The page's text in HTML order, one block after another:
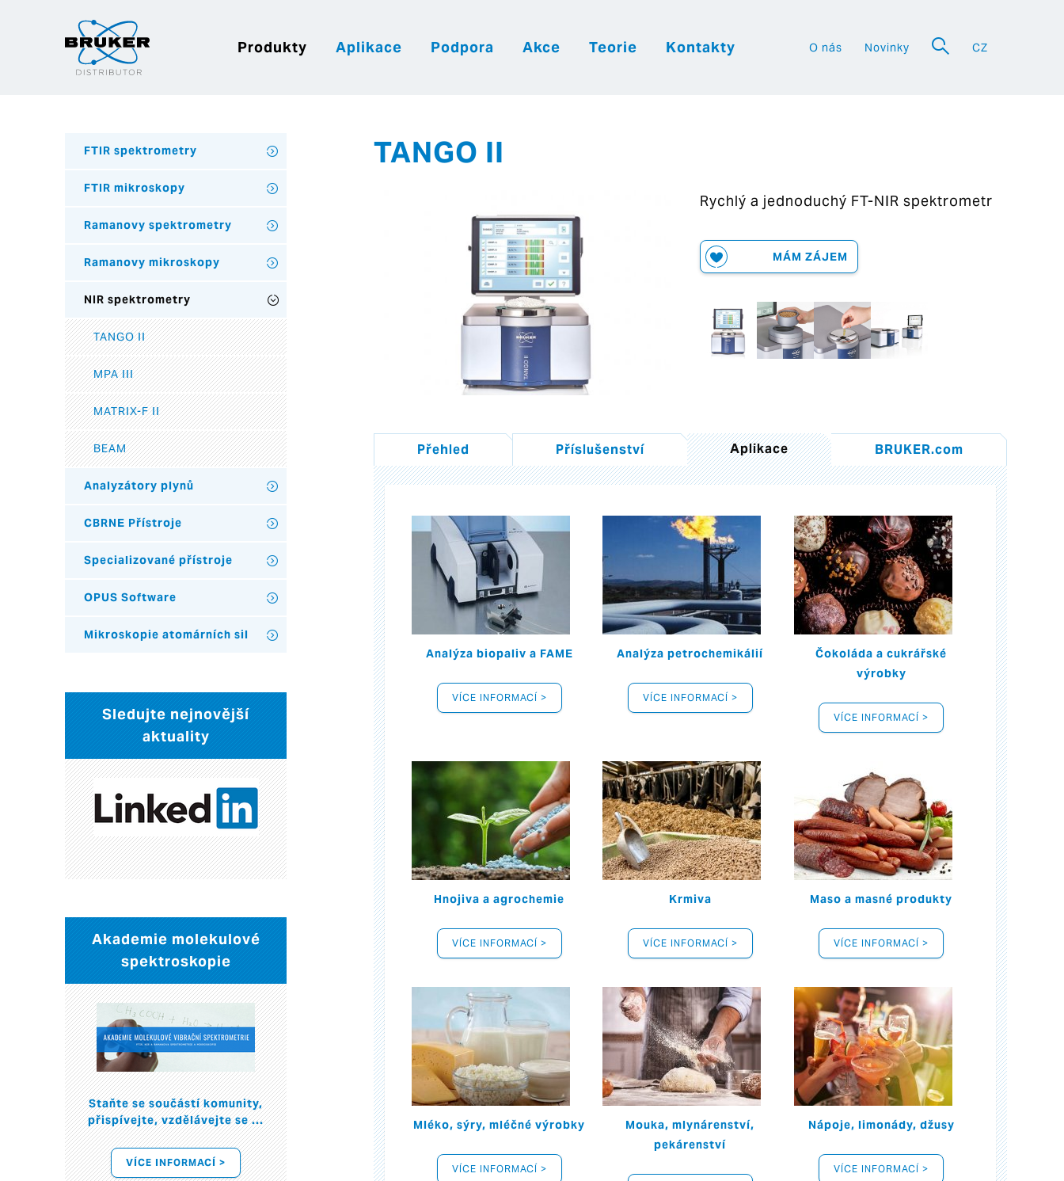
Produkty Aplikace Podpora Akce Teorie Kontakty O nás Novinky CZ
TANGO II
Rychlý a jednoduchý FT-NIR spektrometr
MÁM ZÁJEM
Přehled Příslušenství Aplikace BRUKER.com
Analýza biopaliv a FAME
VÍCE INFORMACÍ >
Analýza petrochemikálií
VÍCE INFORMACÍ >
Čokoláda a cukrářské
výrobky
VÍCE INFORMACÍ >
Hnojiva a agrochemie
VÍCE INFORMACÍ >
Krmiva
VÍCE INFORMACÍ >
Maso a masné produkty
VÍCE INFORMACÍ >
Mléko, sýry, mléčné výrobky
VÍCE INFORMACÍ >
Mouka, mlynárenství,
pekárenství
Nápoje, limonády, džusy
VÍCE INFORMACÍ >
FTIR spektrometry
FTIR mikroskopy
Ramanovy spektrometry
Ramanovy mikroskopy
NIR spektrometry
TANGO II
MPA III
MATRIX-F II
BEAM
Analyzátory plynů
CBRNE Přístroje
Specializované přístroje
OPUS Software
Mikroskopie atomárních sil
Sledujte nejnovější
aktuality
Akademie molekulové
spektroskopie
Staňte se součástí komunity,
přispívejte, vzdělávejte se ...
VÍCE INFORMACÍ >